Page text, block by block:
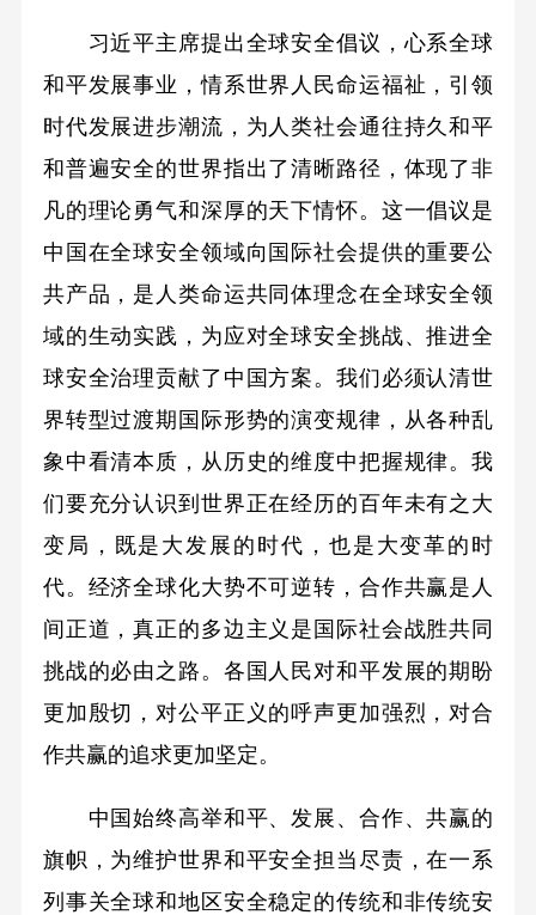
习近平主席提出全球安全倡议，心系全球
和平发展事业，情系世界人民命运福祉，引领
时代发展进步潮流，为人类社会通往持久和平
和普遍安全的世界指出了清晰路径，体现了非
凡的理论勇气和深厚的天下情怀。这一倡议是
中国在全球安全领域向国际社会提供的重要公
共产品，是人类命运共同体理念在全球安全领
域的生动实践，为应对全球安全挑战、推进全
球安全治理贡献了中国方案。我们必须认清世
界转型过渡期国际形势的演变规律，从各种乱
象中看清本质，从历史的维度中把握规律。我
们要充分认识到世界正在经历的百年未有之大
变局，既是大发展的时代，也是大变革的时
代。经济全球化大势不可逆转，合作共赢是人
间正道，真正的多边主义是国际社会战胜共同
挑战的必由之路。各国人民对和平发展的期盼
更加殷切，对公平正义的呼声更加强烈，对合
作共赢的追求更加坚定。
中国始终高举和平、发展、合作、共赢的
旗帜，为维护世界和平安全担当尽责，在一系
列事关全球和地区安全稳定的传统和非传统安